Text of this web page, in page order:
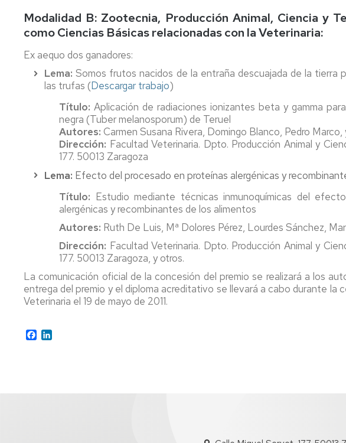
Modalidad B: Zootecnia, Producción Animal, Ciencia y
como Ciencias Básicas relacionadas con la Veterinaria:
Ex aequo dos ganadores:
Lema: Somos frutos nacidos de la entraña descuajada de la tierra
las trufas (Descargar trabajo)
Título: Aplicación de radiaciones ionizantes beta y gamma
negra (Tuber melanosporum) de Teruel
Autores: Carmen Susana Rivera, Domingo Blanco, Pedro Marco,
Dirección: Facultad Veterinaria. Dpto. Producción Animal y
177. 50013 Zaragoza
Lema: Efecto del procesado en proteínas alergénicas y
Título: Estudio mediante técnicas inmunoquímicas del
alergénicas y recombinantes de los alimentos
Autores: Ruth De Luis, Mª Dolores Pérez, Lourdes Sánchez,
Dirección: Facultad Veterinaria. Dpto. Producción Animal y
177. 50013 Zaragoza, y otros.
La comunicación oficial de la concesión del premio se realizará a los
entrega del premio y el diploma acreditativo se llevará a cabo durante la
Veterinaria el 19 de mayo de 2011.
Facebook